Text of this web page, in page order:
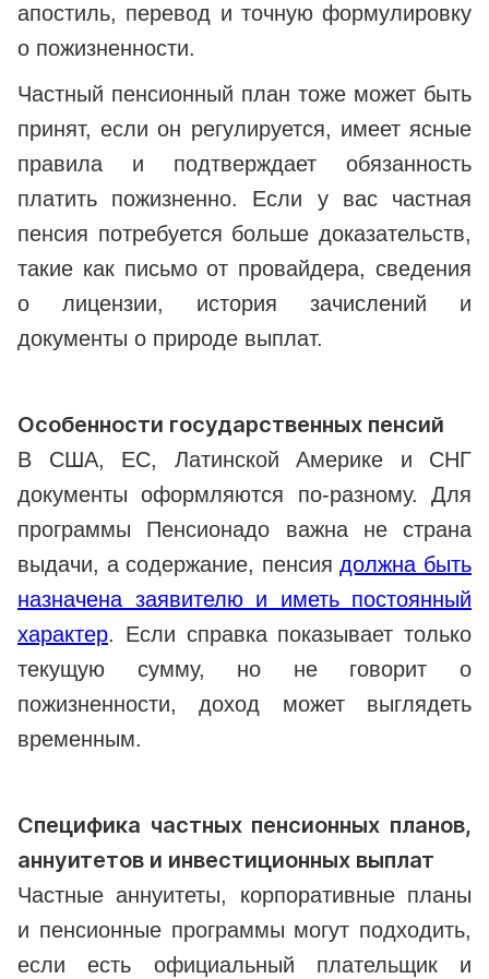
апостиль, перевод и точную формулировку
о пожизненности.
Частный пенсионный план тоже может быть
принят, если он регулируется, имеет ясные
правила и подтверждает обязанность
платить пожизненно. Если у вас частная
пенсия потребуется больше доказательств,
такие как письмо от провайдера, сведения
о лицензии, история зачислений и
документы о природе выплат.
Особенности государственных пенсий
В США, ЕС, Латинской Америке и СНГ
документы оформляются по-разному. Для
программы Пенсионадо важна не страна
выдачи, а содержание, пенсиядолжна быть
назначена заявителю и иметь постоянный
характер. Если справка показывает только
текущую сумму, но не говорит о
пожизненности, доход может выглядеть
временным.
Специфика частных пенсионных планов,
аннуитетов и инвестиционных выплат
Частные аннуитеты, корпоративные планы
и пенсионные программы могут подходить,
если есть официальный плательщик и